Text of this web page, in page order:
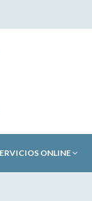
ONLINE